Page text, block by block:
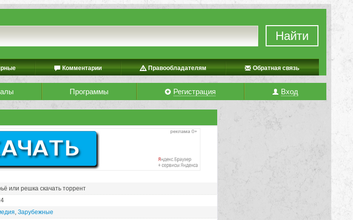
Найти
Комментарии Правообладателям Обратная связь
Программы Регистрация Вход
или решка скачать торрент
, Зарубежные